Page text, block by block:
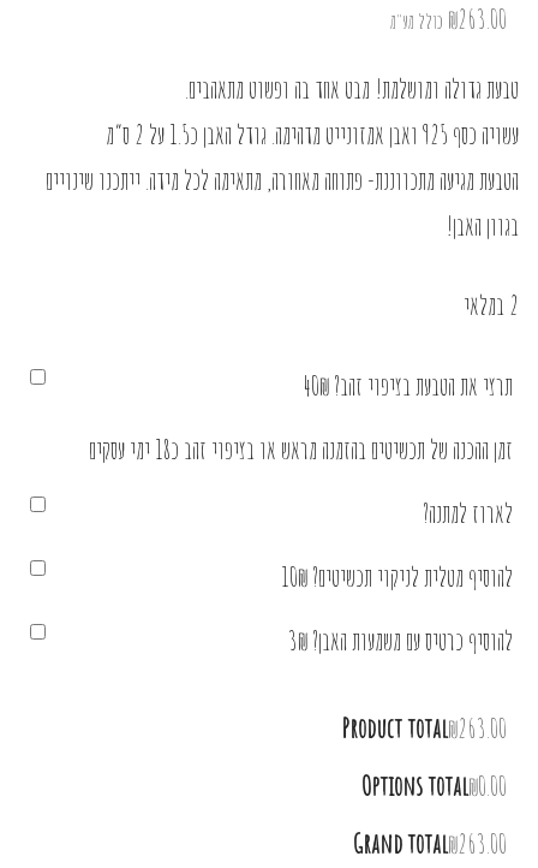
₪263.00 כולל מע"מ
טבעת גדולה ומושלמת! מבט אחד בה ופשוט מתאהבים.
עשויה כסף 925 ואבן אמזונייט מדהימה. גודל האבן כ1.5 על 2 ס”מ
הטבעת מגיעה מתכווננת- פתוחה מאחורה, מתאימה לכל מידה. ייתכנו שינויים
בגוון האבן!
2 במלאי
תרצי את הטבעת בציפוי זהב? 40₪
זמן ההכנה של תכשיטים בהזמנה מראש או בציפוי זהב כ18 ימי עסקים
לארוז למתנה?
להוסיף מטלית לניקוי תכשיטים? 10₪
להוסיף כרטיס עם משמעות האבן? 3₪
Product total₪263.00
Options total₪0.00
Grand total₪263.00